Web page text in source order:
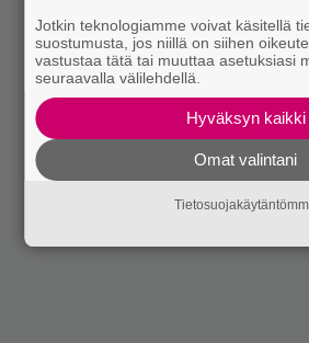
Jotkin teknologiamme voivat käsitellä
suostumusta, jos niillä on siihen
vastustaa tätä tai muuttaa asetuksiasi
seuraavalla välilehdellä.
Hyväksyn kaikki
Omat valintani